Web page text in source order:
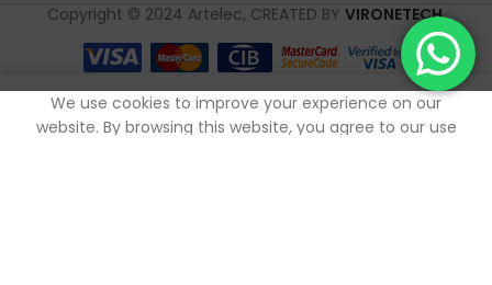
Copyright © 2024 Artelec, CREATED BY VIRONETECH.
We use cookies to improve your experience on our
website. By browsing this website, you agree to our use
Mes favoris
Panier
Mon compte